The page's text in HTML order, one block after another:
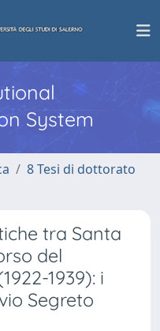
System
8 Tesi di dottorato
tra Santa
del
1939): i
Segreto